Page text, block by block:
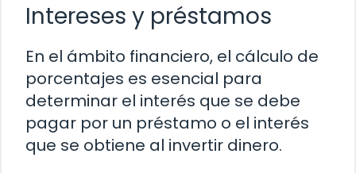
Intereses y préstamos
En el ámbito financiero, el cálculo de
porcentajes es esencial para
determinar el interés que se debe
pagar por un préstamo o el interés
que se obtiene al invertir dinero.